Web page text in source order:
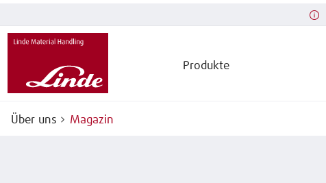
Produkte
Über uns Magazin